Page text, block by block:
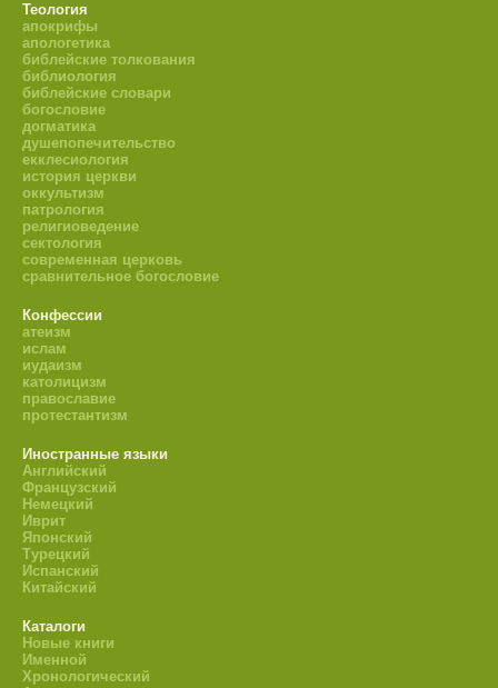
Теология
апокрифы
апологетика
библейские толкования
библиология
библейские словари
богословие
догматика
душепопечительство
екклесиология
история церкви
оккультизм
патрология
религиоведение
сектология
современная церковь
сравнительное богословие
Конфессии
атеизм
ислам
иудаизм
католицизм
православие
протестантизм
Иностранные языки
Английский
Французский
Немецкий
Иврит
Японский
Турецкий
Испанский
Китайский
Каталоги
Новые книги
Именной
Хронологический